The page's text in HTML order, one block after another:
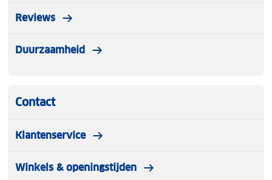
Reviews
Duurzaamheid
Contact
Klantenservice
Winkels & openingstijden